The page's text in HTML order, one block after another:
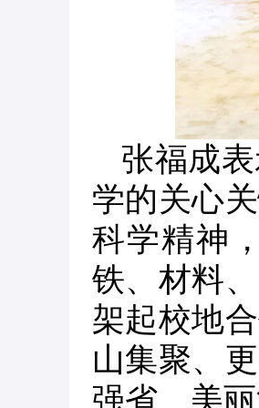
张福成
学的关心
科学精神
铁、材料
架起校地
山集聚、
强省、美